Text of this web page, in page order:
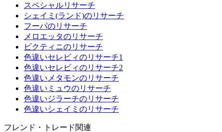
スペシャルリサーチ
シェイミ(ランド)のリサーチ
フーパのリサーチ
メロエッタのリサーチ
ビクティニのリサーチ
色違いセレビィのリサーチ1
色違いセレビィのリサーチ2
色違いメタモンのリサーチ
色違いミュウのリサーチ
色違いジラーチのリサーチ
色違いシェイミのリサーチ
フレンド・トレード関連